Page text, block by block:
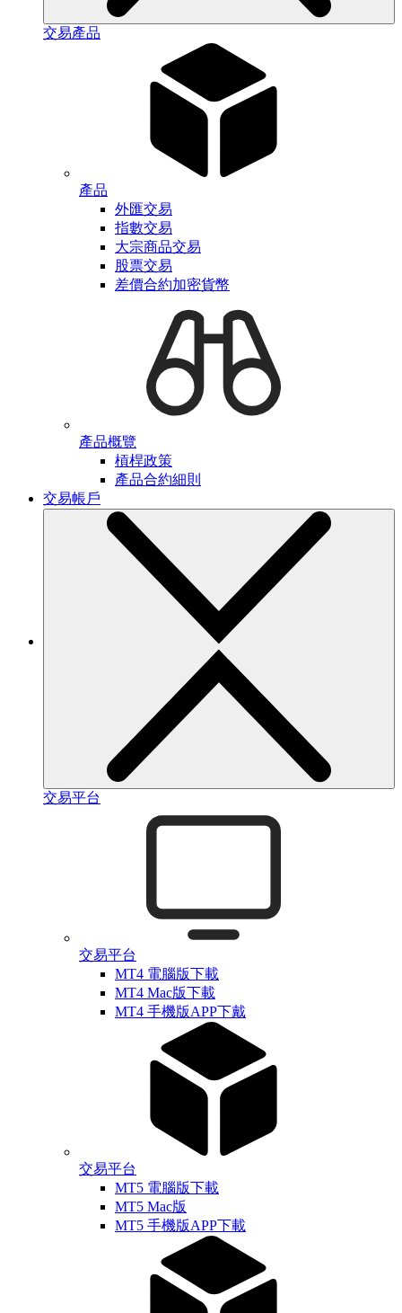
交易產品
產品
外匯交易
指數交易
大宗商品交易
股票交易
差價合約加密貨幣
產品概覽
槓桿政策
產品合約細則
交易帳戶
交易平台
交易平台
MT4 電腦版下載
MT4 Mac版下載
MT4 手機版APP下戴
交易平台
MT5 電腦版下載
MT5 Mac版
MT5 手機版APP下載